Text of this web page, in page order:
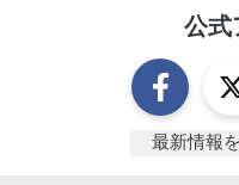
公式
最新情報